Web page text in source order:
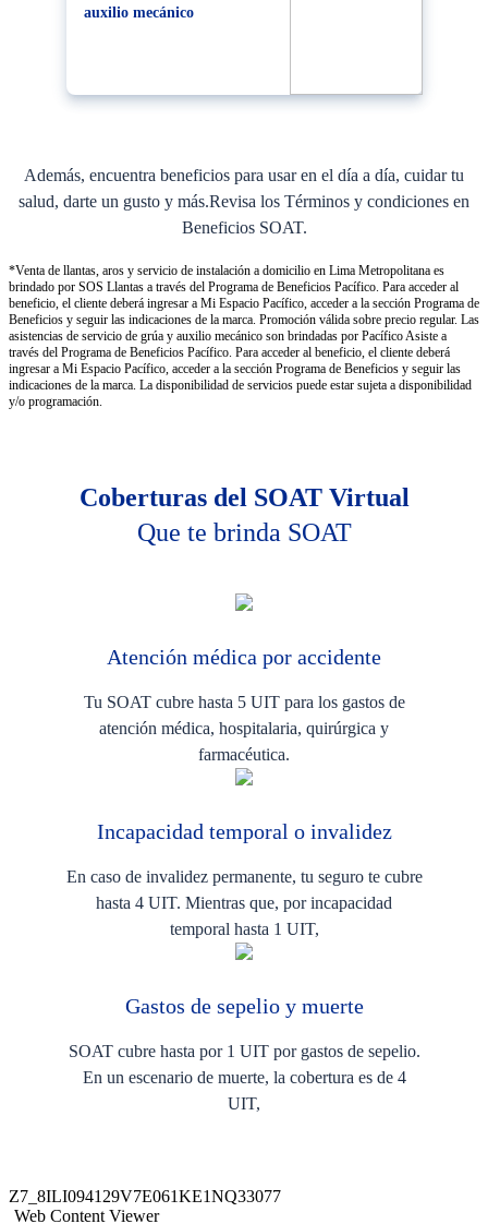
auxilio mecánico
Además, encuentra beneficios para usar en el día a día, cuidar tu
salud, darte un gusto y más.Revisa los Términos y condiciones en
Beneficios SOAT.
*Venta de llantas, aros y servicio de instalación a domicilio en Lima Metropolitana es
brindado por SOS Llantas a través del Programa de Beneficios Pacífico. Para acceder al
beneficio, el cliente deberá ingresar a Mi Espacio Pacífico, acceder a la sección Programa de
Beneficios y seguir las indicaciones de la marca. Promoción válida sobre precio regular. Las
asistencias de servicio de grúa y auxilio mecánico son brindadas por Pacífico Asiste a
través del Programa de Beneficios Pacífico. Para acceder al beneficio, el cliente deberá
ingresar a Mi Espacio Pacífico, acceder a la sección Programa de Beneficios y seguir las
indicaciones de la marca. La disponibilidad de servicios puede estar sujeta a disponibilidad
y/o programación.
Coberturas del SOAT Virtual
Que te brinda SOAT
Atención médica por accidente
Tu SOAT cubre hasta 5 UIT para los gastos de
atención médica, hospitalaria, quirúrgica y
farmacéutica.
Incapacidad temporal o invalidez
En caso de invalidez permanente, tu seguro te cubre
hasta 4 UIT. Mientras que, por incapacidad
temporal hasta 1 UIT,
Gastos de sepelio y muerte
SOAT cubre hasta por 1 UIT por gastos de sepelio.
En un escenario de muerte, la cobertura es de 4
UIT,
Z7_8ILI094129V7E061KE1NQ33077
Web Content Viewer